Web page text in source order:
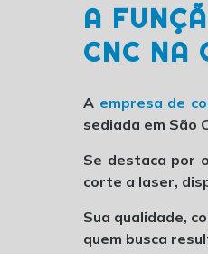
A
CNC NA
A empresa de
sediada em São
Se destaca por
corte a laser,
Sua qualidade,
quem busca